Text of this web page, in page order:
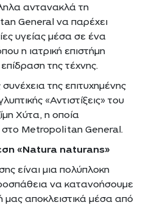
αντανακλά τη
General να παρέχει
υγείας μέσα σε ένα
η ιατρική επιστήμη
της τέχνης.
της επιτυχημένης
«Αντιστίξεις» του
Χύτα, η οποία
Metropolitan General.
«Natura naturans»
είναι μια πολύπλοκη
να κατανοήσουμε
μας αποκλειστικά μέσα από